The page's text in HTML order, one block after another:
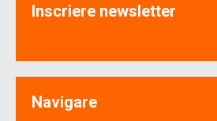
Noutati & Cercetari
Inscriere newsletter
Navigare